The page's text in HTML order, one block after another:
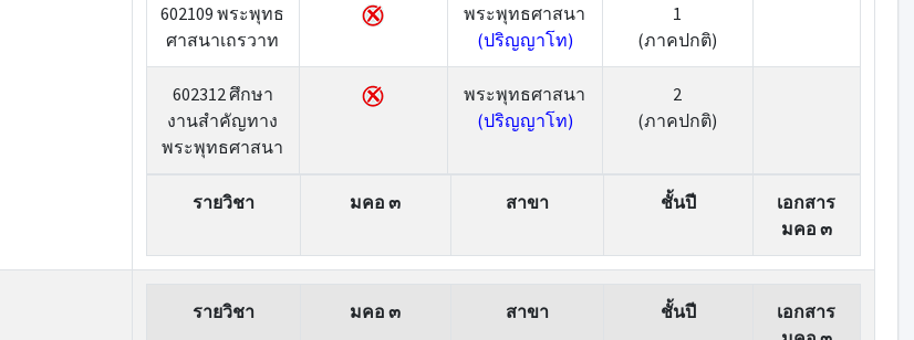
602109 พระพุทธ
ศาสนาเถรวาท
พระพุทธศาสนา
(ปริญญาโท)
1
(ภาคปกติ)
602312 ศึกษา
งานสำคัญทาง
พระพุทธศาสนา
พระพุทธศาสนา
(ปริญญาโท)
2
(ภาคปกติ)
รายวิชา มคอ ๓ สาขา ชั้นปี
เอกสาร
มคอ ๓
รายวิชา มคอ ๓ สาขา ชั้นปี
เอกสาร